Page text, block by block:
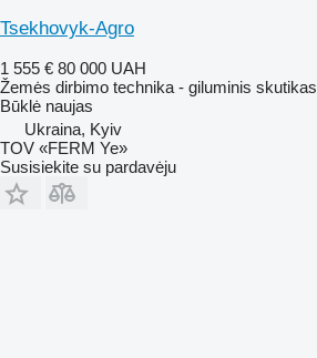
Tsekhovyk-Agro
1 555 € 80 000 UAH
Žemės dirbimo technika - giluminis skutikas
Būklė naujas
Ukraina, Kyiv
TOV «FERM Ye»
Susisiekite su pardavėju